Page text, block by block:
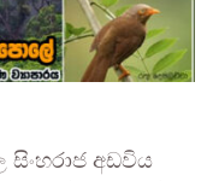
අඩවිය